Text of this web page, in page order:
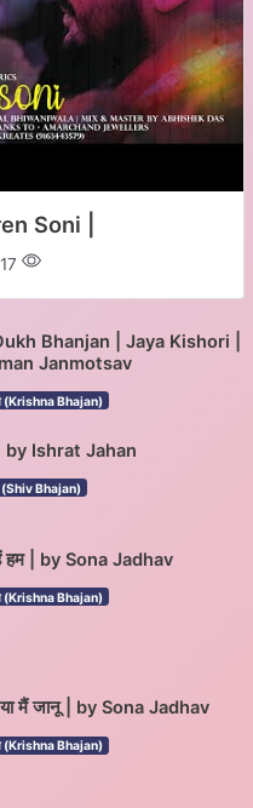
Soni |
17
Bhanjan | Jaya Kishori |
Janmotsav
(Krishna Bhajan)
by Ishrat Jahan
(Shiv Bhajan)
हैं हम | by Sona Jadhav
(Krishna Bhajan)
मैं जानू | by Sona Jadhav
(Krishna Bhajan)